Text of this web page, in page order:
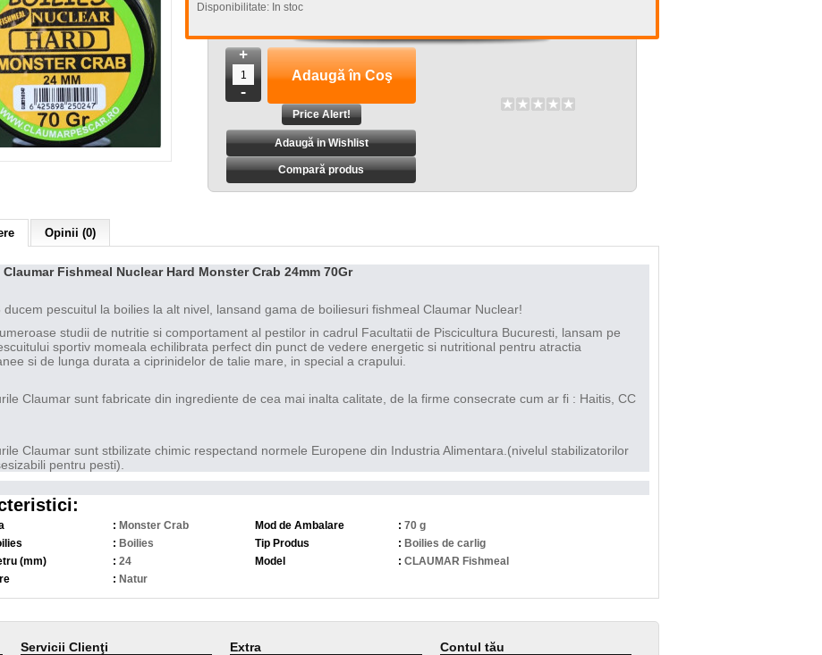
Disponibilitate: In stoc
+
-
Adaugă in Wishlist
Compară produs
Opinii (0)
Fishmeal Nuclear Hard Monster Crab 24mm 70Gr
ducem pescuitul la boilies la alt nivel, lansand gama de boiliesuri fishmeal Claumar Nuclear!
studii de nutritie si comportament al pestilor in cadrul Facultatii de Piscicultura Bucuresti, lansam pe
sportiv momeala echilibrata perfect din punct de vedere energetic si nutritional pentru atractia
si de lunga durata a ciprinidelor de talie mare, in special a crapului.
Claumar sunt fabricate din ingrediente de cea mai inalta calitate, de la firme consecrate cum ar fi : Haitis, CC
Claumar sunt stbilizate chimic respectand normele Europene din Industria Alimentara.(nivelul stabilizatorilor
pentru pesti).
: Monster Crab Mod de Ambalare : 70 g
: Boilies Tip Produs : Boilies de carlig
(mm)
: 24 Model : CLAUMAR Fishmeal
: Natur
Servicii Clienţi Extra Contul tău